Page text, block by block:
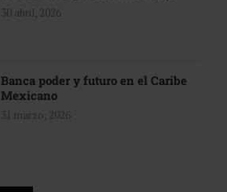
30 abril, 2026
Banca poder y futuro en el Caribe
Mexicano
31 marzo, 2026